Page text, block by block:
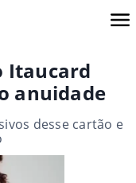
Itaucard
anuidade
desse cartão e